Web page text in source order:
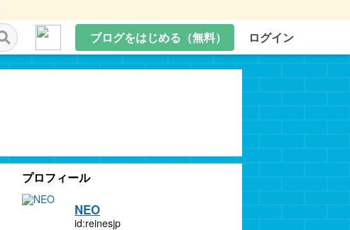
ブログをはじめる（無料）
ログイン
プロフィール
NEO
id:reinesjp